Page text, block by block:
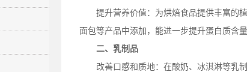
提升营养价值：为烘焙食品提供丰富的
面包等产品中添加，能进一步提升蛋白质含
二、乳制品
改善口感和质地：在酸奶、冰淇淋等乳